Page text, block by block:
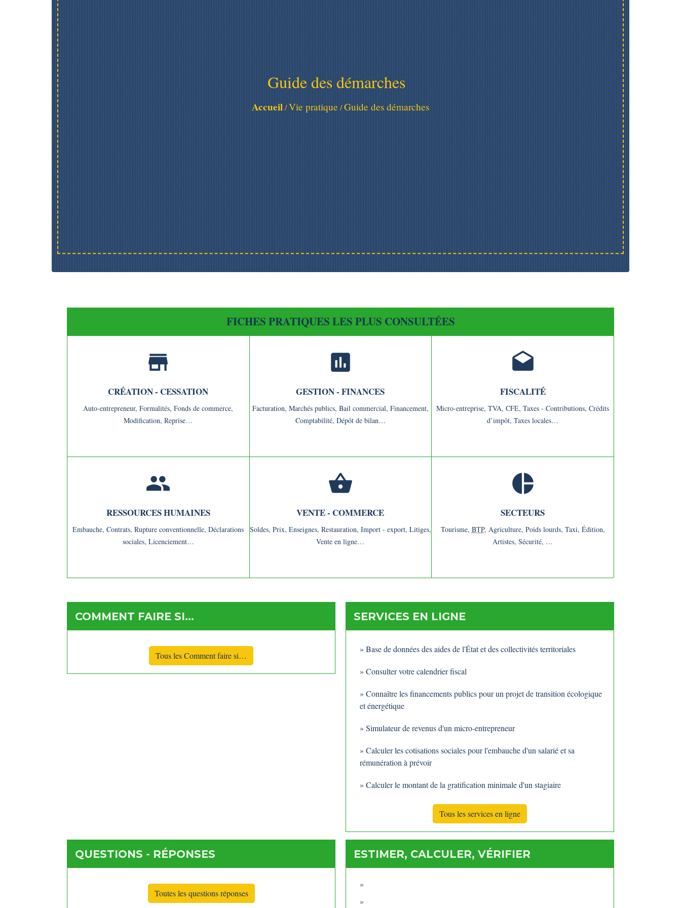
Guide des démarches
Accueil/Vie pratique /Guide des démarches
FICHES PRATIQUES LES PLUS CONSULTÉES
store
CRÉATION - CESSATION
Auto-entrepreneur,Formalités,Fonds de commerce,
Modification,Reprise…
assessment
GESTION - FINANCES
Facturation, Marchés publics, Bail commercial, Financement,
Comptabilité, Dépôt de bilan…
drafts
FISCALITÉ
Micro-entreprise,TVA,CFE,Taxes - Contributions,Crédits
d’impôt,Taxes locales…
people
RESSOURCES HUMAINES
Embauche,Contrats,Rupture conventionnelle,Déclarations
sociales, Licenciement…
shopping_basket
VENTE - COMMERCE
Soldes, Prix, Enseignes, Restauration, Import - export, Litiges,
Vente en ligne…
pie_chart
SECTEURS
Tourisme, BTP, Agriculture, Poids lourds, Taxi, Édition,
Artistes,Sécurité, …
COMMENT FAIRE SI…
Tous les Comment faire si…
SERVICES EN LIGNE
Base de données des aides de l'État et des collectivités territoriales
Consulter votre calendrier fiscal
Connaître les financements publics pour un projet de transition écologique
et énergétique
Simulateur de revenus d'un micro-entrepreneur
Calculer les cotisations sociales pour l'embauche d'un salarié et sa
rémunération à prévoir
Calculer le montant de la gratification minimale d'un stagiaire
Tous les services en ligne
QUESTIONS - RÉPONSES
Toutes les questions réponses
ESTIMER, CALCULER, VÉRIFIER